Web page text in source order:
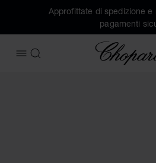
Approfittate di spedizione
pagamenti
APRIRE IL MENU
CERCA